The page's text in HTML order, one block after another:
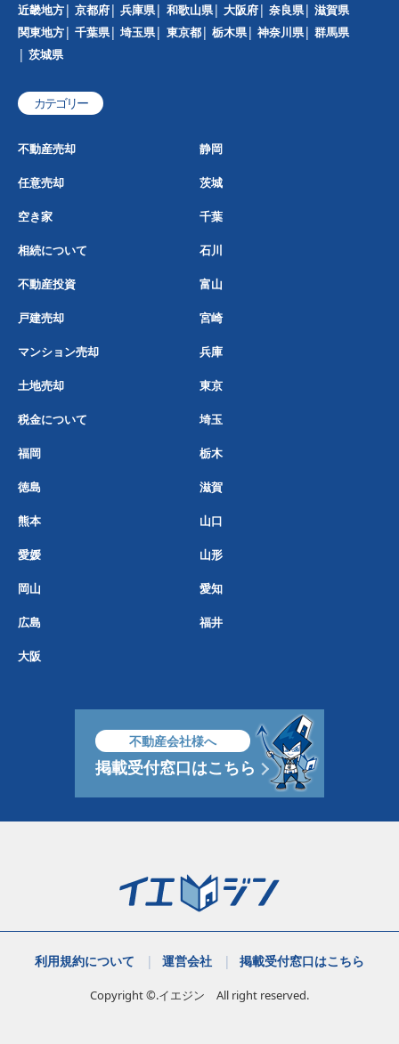
近畿地方
京都府 兵庫県 和歌山県 大阪府 奈良県
滋賀県
関東地方
千葉県 埼玉県 東京都 栃木県 神奈川県
群馬県
茨城県
カテゴリー
不動産売却 静岡
任意売却 茨城
空き家 千葉
相続について 石川
不動産投資 富山
戸建売却 宮崎
マンション売却 兵庫
土地売却 東京
税金について 埼玉
福岡 栃木
徳島 滋賀
熊本 山口
愛媛 山形
岡山 愛知
広島 福井
大阪
不動産会社様へ
掲載受付窓口はこちら
利用規約について 運営会社 掲載受付窓口はこちら
Copyright ©.イエジン All right reserved.